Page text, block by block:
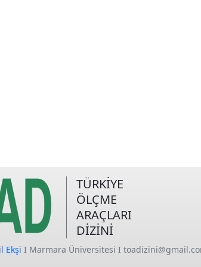
TÜRKİYE
ÖLÇME
ARAÇLARI
DİZİNİ
Ekşi I Marmara Üniversitesi I